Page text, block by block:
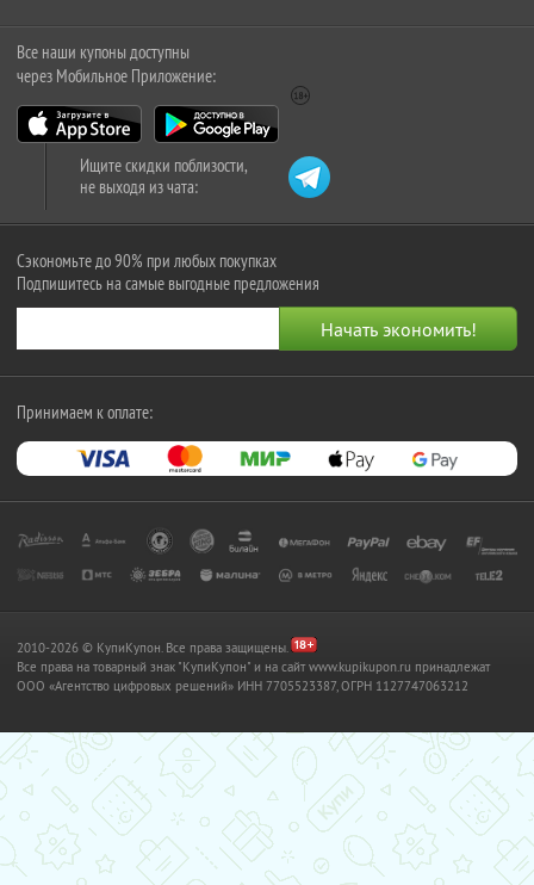
Все наши купоны доступны
через Мобильное Приложение:
Ищите скидки поблизости,
не выходя из чата:
Сэкономьте до 90% при любых покупках
Подпишитесь на самые выгодные предложения
Принимаем к оплате:
2010-2026 © КупиКупон. Все права защищены.
Все права на товарный знак "КупиКупон" и на сайт www.kupikupon.ru принадлежат
OOO «Агентство цифровых решений» ИНН 7705523387, ОГРН 1127747063212